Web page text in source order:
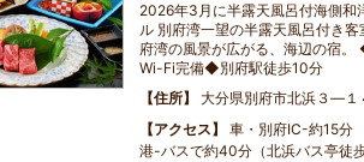
2026年3月に半露天風呂付海側和
ル 別府湾一望の半露天風呂付き
府湾の風景が広がる、海辺の宿
Wi-Fi完備◆別府駅徒歩10分
住所
大分県別府市北浜３―
アクセス
車・別府IC-約15
港-バスで約40分（北浜バス亭